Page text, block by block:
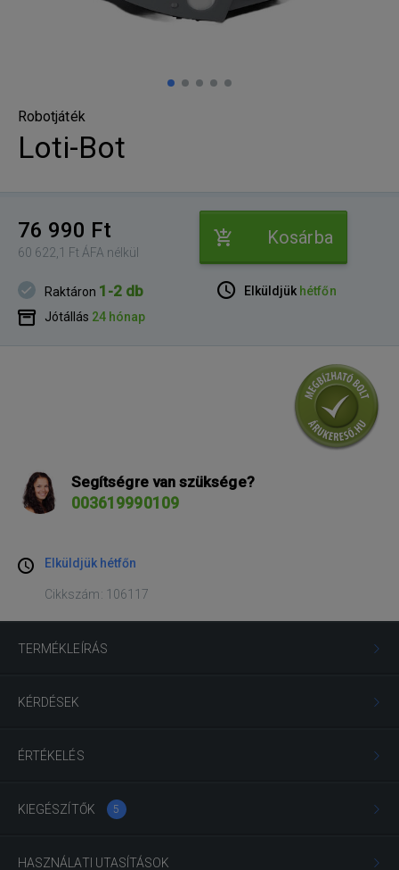
Robotjáték
Loti-Bot
76 990 Ft
60 622,1 Ft ÁFA nélkül
Kosárba
Raktáron 1-2 db
Jótállás 24 hónap
Elküldjük hétfőn
Segítségre van szüksége?
003619990109
Elküldjük hétfőn
Cikkszám: 106117
TERMÉKLEÍRÁS
KÉRDÉSEK
ÉRTÉKELÉS
KIEGÉSZÍTŐK 5
HASZNÁLATI UTASÍTÁSOK